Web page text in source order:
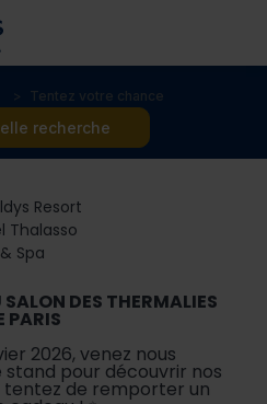
Tentez votre chance
Nouvelle recherche